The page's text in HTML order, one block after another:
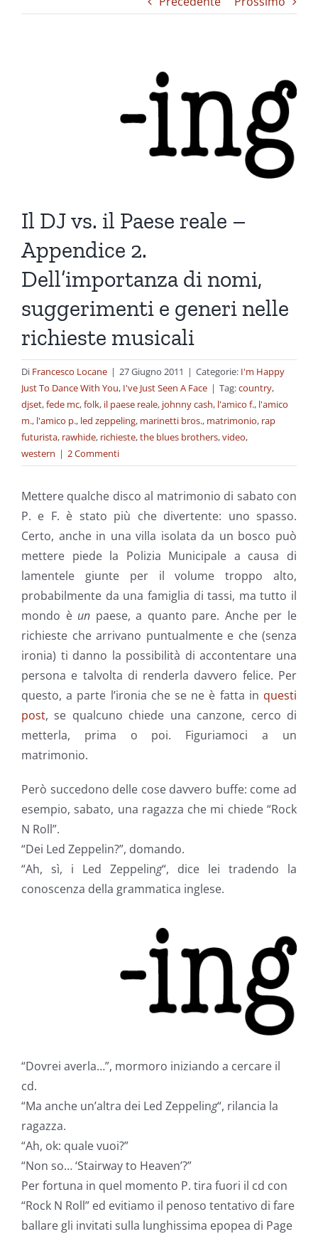
Il DJ vs. il Paese reale –
Appendice 2.
Dell’importanza di nomi,
suggerimenti e generi nelle
richieste musicali
Di Francesco Locane | 27 Giugno 2011 | Categorie: I'm Happy
Just To Dance With You, I've Just Seen A Face | Tag:country,
djset,fede mc,folk, il paese reale, johnny cash, l'amico f., l'amico
m., l'amico p., led zeppeling, marinetti bros., matrimonio, rap
futurista, rawhide, richieste,the blues brothers,video,
western | 2 Commenti
Mettere qualche disco al matrimonio di sabato con
P. e F. è stato più che divertente: uno spasso.
Certo, anche in una villa isolata da un bosco può
mettere piede la Polizia Municipale a causa di
lamentele giunte per il volume troppo alto,
probabilmente da una famiglia di tassi, ma tutto il
mondo è un paese, a quanto pare. Anche per le
richieste che arrivano puntualmente e che (senza
ironia) ti danno la possibilità di accontentare una
persona e talvolta di renderla davvero felice. Per
questo, a parte l’ironia che se ne è fatta in questi
post, se qualcuno chiede una canzone, cerco di
metterla, prima o poi. Figuriamoci a un
matrimonio.
Però succedono delle cose davvero buffe: come ad
esempio, sabato, una ragazza che mi chiede “Rock
N Roll”.
“Dei Led Zeppelin?”, domando.
“Ah, sì, i Led Zeppeling“, dice lei tradendo la
conoscenza della grammatica inglese.
“Dovrei averla…”, mormoro iniziando a cercare il
cd.
“Ma anche un’altra dei Led Zeppeling“, rilancia la
ragazza.
“Ah, ok: quale vuoi?”
“Non so… ‘Stairway to Heaven’?”
Per fortuna in quel momento P. tira fuori il cd con
“Rock N Roll” ed evitiamo il penoso tentativo di fare
ballare gli invitati sulla lunghissima epopea di Page